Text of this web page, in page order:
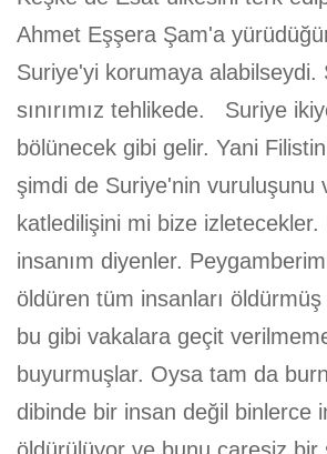
Ahmet Eşşera Şam'a
Suriye'yi korumaya alabilseydi.
sınırımız tehlikede. Suriye
bölünecek gibi gelir. Yani
şimdi de Suriye'nin vuruluşunu
katledilişini mi bize izletecekler.
insanım diyenler.
öldüren tüm insanları
bu gibi vakalara geçit
buyurmuşlar. Oysa tam da
dibinde bir insan değil binlerce